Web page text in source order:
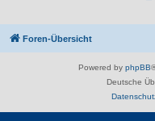
Foren-Übersicht
Powered by phpBB
Deutsche